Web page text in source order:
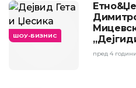
ШОУ-БИЗНИС
пред 4 години